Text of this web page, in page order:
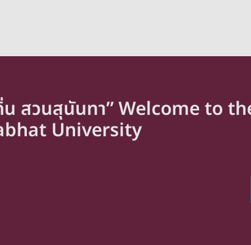
สวนสุนันทา” Welcome to
University